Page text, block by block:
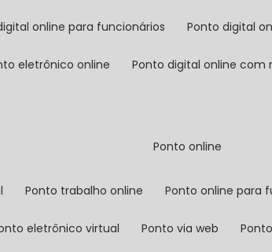
online para funcionários ponto digital
eletrônico online ponto digital online
ponto online
ponto trabalho online ponto online para
eletrônico virtual ponto via web